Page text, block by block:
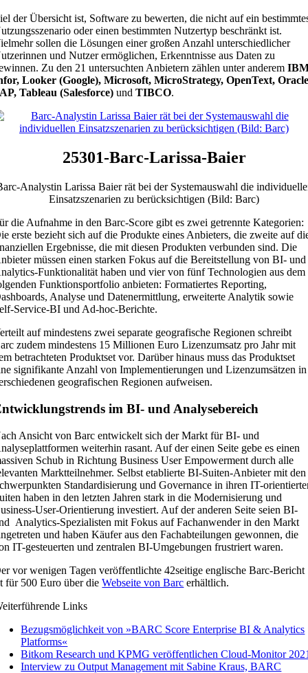
der Übersicht ist, Software zu bewerten, die nicht auf ein
oder einen bestimmten Nutzertyp beschränkt ist.
sollen die Lösungen einer großen Anzahl unterschiedlicher
und Nutzer ermöglichen, Erkenntnisse aus Daten zu
Zu den 21 untersuchten Anbietern zählen unter anderem
Looker (Google), Microsoft, MicroStrategy, OpenText,
Tableau (Salesforce)undTIBCO.
25301-Barc-Larissa-Baier
Analystin Larissa Baier rät bei der Systemauswahl die
Einsatzszenarien zu berücksichtigen (Bild: Barc)
die Aufnahme in den Barc-Score gibt es zwei getrennte Kategorien:
erste bezieht sich auf die Produkte eines Anbieters, die zweite auf
Ergebnisse, die mit diesen Produkten verbunden sind. Die
müssen einen starken Fokus auf die Bereitstellung von BI- und
Funktionalität haben und vier von fünf Technologien aus dem
Funktionsportfolio anbieten: Formatiertes Reporting,
Analyse und Datenermittlung, erweiterte Analytik sowie
Service-BI und Ad-hoc-Berichte.
auf mindestens zwei separate geografische Regionen schreibt
zudem mindestens 15 Millionen Euro Lizenzumsatz pro Jahr mit
betrachteten Produktset vor. Darüber hinaus muss das Produktset
signifikante Anzahl von Implementierungen und Lizenzumsätzen in
geografischen Regionen aufweisen.
im BI- und Analysebereich
Ansicht von Barc entwickelt sich der Markt für BI- und
weiterhin rasant. Auf der einen Seite gebe es einen
Schub in Richtung Business User Empowerment durch alle
Marktteilnehmer. Selbst etablierte BI-Suiten-Anbieter mit den
Standardisierung und Governance in ihren IT-
haben in den letzten Jahren stark in die Modernisierung und
User-Orientierung investiert. Auf der anderen Seite seien BI-
Analytics-Spezialisten mit Fokus auf Fachanwender in den Markt
und haben Käufer aus den Fachabteilungen gewonnen, die
IT-gesteuerten und zentralen BI-Umgebungen frustriert waren.
vor wenigen Tagen veröffentlichte 42seitige englische Barc-Bericht
für 500 Euro über dieWebseite von Barc erhältlich.
Links
Bezugsmöglichkeit von »BARC Score Enterprise BI & Analytics
Platforms«
Bitkom Research und KPMG veröffentlichen Cloud-Monitor
Interview zu Output Management mit Sabine Kraus, BARC